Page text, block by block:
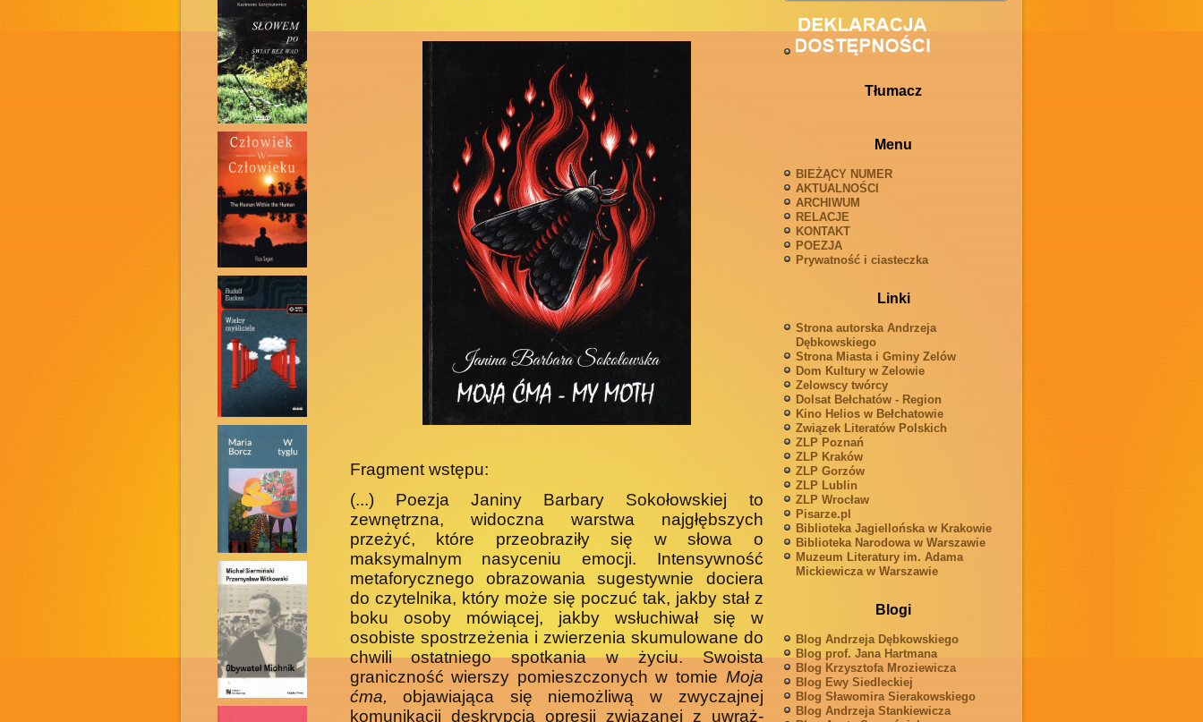
Fragment wstępu:
(...) Poezja Janiny Barbary Sokołowskiej to
zewnętrzna, wi­doczna warstwa najgłębszych
przeżyć, które przeobraziły się w słowa o
maksymalnym nasyceniu emocji. Intensywność
metafo­rycznego obrazowania sugestywnie dociera
do czytelnika, który może się poczuć tak, jakby stał z
boku osoby mówiącej, jakby wsłu­chiwał się w
osobiste spostrzeżenia i zwierzenia skumulowane do
chwili ostatniego spotkania w życiu. Swoista
graniczność wierszy pomieszczonych w tomie Moja
ćma, objawiająca się niemożliwą w zwyczajnej
komunikacji deskrypcją opresji związanej z uwraż­
Tłumacz
Menu
BIEŻĄCY NUMER
AKTUALNOŚCI
ARCHIWUM
RELACJE
KONTAKT
POEZJA
Prywatność i ciasteczka
Linki
Strona autorska Andrzeja
Dębkowskiego
Strona Miasta i Gminy Zelów
Dom Kultury w Zelowie
Zelowscy twórcy
Dolsat Bełchatów - Region
Kino Helios w Bełchatowie
Związek Literatów Polskich
ZLP Poznań
ZLP Kraków
ZLP Gorzów
ZLP Lublin
ZLP Wrocław
Pisarze.pl
Biblioteka Jagiellońska w Krakowie
Biblioteka Narodowa w Warszawie
Muzeum Literatury im. Adama
Mickiewicza w Warszawie
Blogi
Blog Andrzeja Dębkowskiego
Blog prof. Jana Hartmana
Blog Krzysztofa Mroziewicza
Blog Ewy Siedleckiej
Blog Sławomira Sierakowskiego
Blog Andrzeja Stankiewicza